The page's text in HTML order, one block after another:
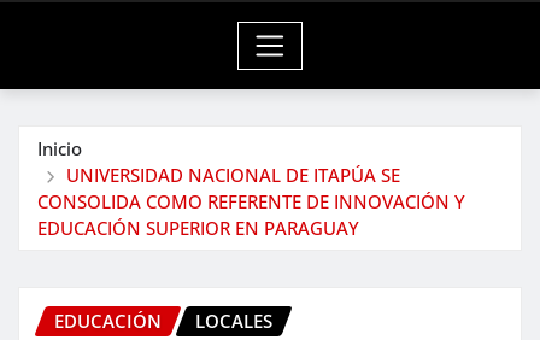
Inicio
UNIVERSIDAD NACIONAL DE ITAPÚA SE
CONSOLIDA COMO REFERENTE DE INNOVACIÓN Y
EDUCACIÓN SUPERIOR EN PARAGUAY
EDUCACIÓN LOCALES